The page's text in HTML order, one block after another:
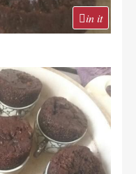
in it